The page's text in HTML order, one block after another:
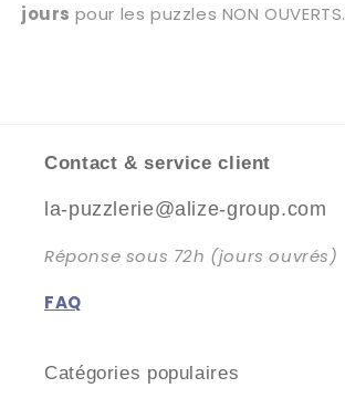
jours pour les puzzles NON OUVERTS.
Contact & service client
la-puzzlerie@alize-group.com
Réponse sous 72h (jours ouvrés)
FAQ
Catégories populaires